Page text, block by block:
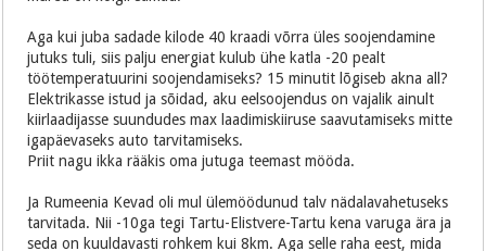
Aga kui juba sadade kilode 40 kraadi võrra üles soojendamine
jutuks tuli, siis palju energiat kulub ühe katla -20 pealt
töötemperatuurini soojendamiseks? 15 minutit lõgiseb akna all?
Elektrikasse istud ja sõidad, aku eelsoojendus on vajalik ainult
kiirlaadijasse suundudes max laadimiskiiruse saavutamiseks mitte
igapäevaseks auto tarvitamiseks.
Priit nagu ikka rääkis oma jutuga teemast mööda.
Ja Rumeenia Kevad oli mul ülemöödunud talv nädalavahetuseks
tarvitada. Nii -10ga tegi Tartu-Elistvere-Tartu kena varuga ära ja
seda on kuuldavasti rohkem kui 8km. Aga selle raha eest, mida